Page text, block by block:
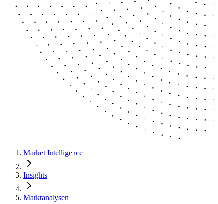
Market Intelligence
Insights
Marktanalysen